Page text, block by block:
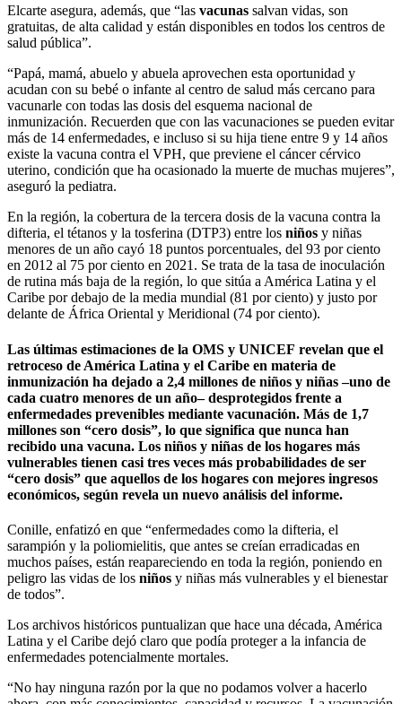
Elcarte asegura, además, que “las vacunas salvan vidas, son
gratuitas, de alta calidad y están disponibles en todos los centros de
salud pública”.
“Papá, mamá, abuelo y abuela aprovechen esta oportunidad y
acudan con su bebé o infante al centro de salud más cercano para
vacunarle con todas las dosis del esquema nacional de
inmunización. Recuerden que con las vacunaciones se pueden evitar
más de 14 enfermedades, e incluso si su hija tiene entre 9 y 14 años
existe la vacuna contra el VPH, que previene el cáncer cérvico
uterino, condición que ha ocasionado la muerte de muchas mujeres”,
aseguró la pediatra.
En la región, la cobertura de la tercera dosis de la vacuna contra la
difteria, el tétanos y la tosferina (DTP3) entre los niños y niñas
menores de un año cayó 18 puntos porcentuales, del 93 por ciento
en 2012 al 75 por ciento en 2021. Se trata de la tasa de inoculación
de rutina más baja de la región, lo que sitúa a América Latina y el
Caribe por debajo de la media mundial (81 por ciento) y justo por
delante de África Oriental y Meridional (74 por ciento).
Las últimas estimaciones de la OMS y UNICEF revelan que el
retroceso de América Latina y el Caribe en materia de
inmunización ha dejado a 2,4 millones de niños y niñas –uno de
cada cuatro menores de un año– desprotegidos frente a
enfermedades prevenibles mediante vacunación. Más de 1,7
millones son “cero dosis”, lo que significa que nunca han
recibido una vacuna. Los niños y niñas de los hogares más
vulnerables tienen casi tres veces más probabilidades de ser
“cero dosis” que aquellos de los hogares con mejores ingresos
económicos, según revela un nuevo análisis del informe.
Conille, enfatizó en que “enfermedades como la difteria, el
sarampión y la poliomielitis, que antes se creían erradicadas en
muchos países, están reapareciendo en toda la región, poniendo en
peligro las vidas de los niños y niñas más vulnerables y el bienestar
de todos”.
Los archivos históricos puntualizan que hace una década, América
Latina y el Caribe dejó claro que podía proteger a la infancia de
enfermedades potencialmente mortales.
“No hay ninguna razón por la que no podamos volver a hacerlo